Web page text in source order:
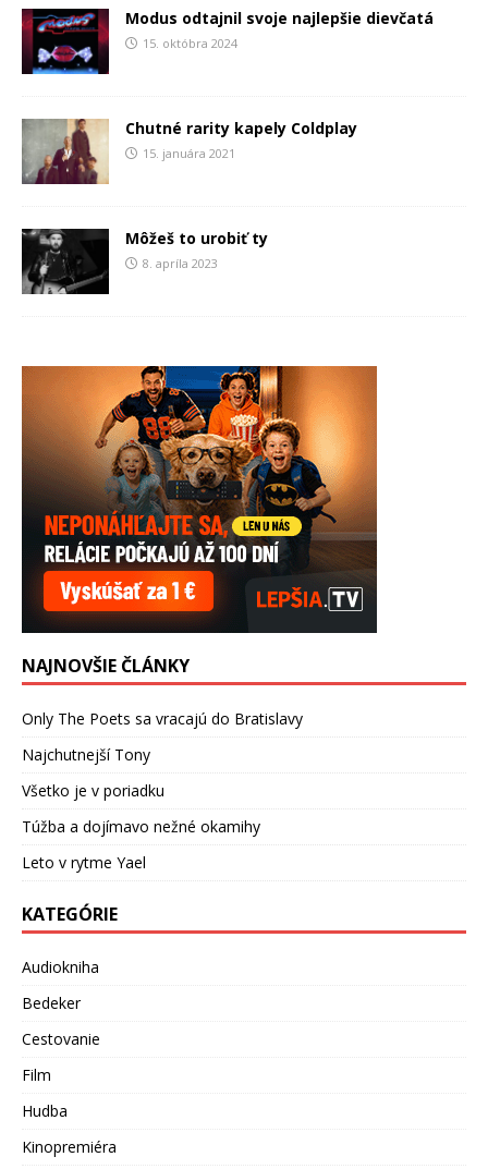
Modus odtajnil svoje najlepšie dievčatá
15. októbra 2024
Chutné rarity kapely Coldplay
15. januára 2021
Môžeš to urobiť ty
8. apríla 2023
NAJNOVŠIE ČLÁNKY
Only The Poets sa vracajú do Bratislavy
Najchutnejší Tony
Všetko je v poriadku
Túžba a dojímavo nežné okamihy
Leto v rytme Yael
KATEGÓRIE
Audiokniha
Bedeker
Cestovanie
Film
Hudba
Kinopremiéra